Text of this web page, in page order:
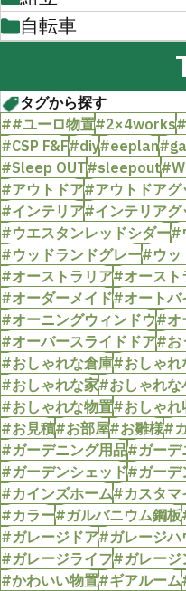
自転車
タグから探す
##ユーロ物置#2×4works
#CSP F&F#diy#eeplan
#Sleep OUT#sleepout
#アウトドア#アウトドアグ
#インテリア#インテリアグ
#ウエスタンレッドシダー#
#ウッドランドグレー#ウッ
#オーストラリア#オースト
#オーダーメイド#オートバ
#オーニングウィンドウ#オ
#オーバースライドドア#お
#おしゃれな倉庫#おしゃれ
#おしゃれな家#おしゃれな
#おしゃれな物置#おしゃれ
#お見積#お部屋#お雛様#
#ガーデニング用品#ガーデ
#ガーデンシェッド#ガーデ
#カインズホーム#カスタマ
#カラー#ガルバニウム鋼板
#ガレージドア#ガレージハ
#ガレージライフ#ガレージ
#かわいい物置#ギアルーム